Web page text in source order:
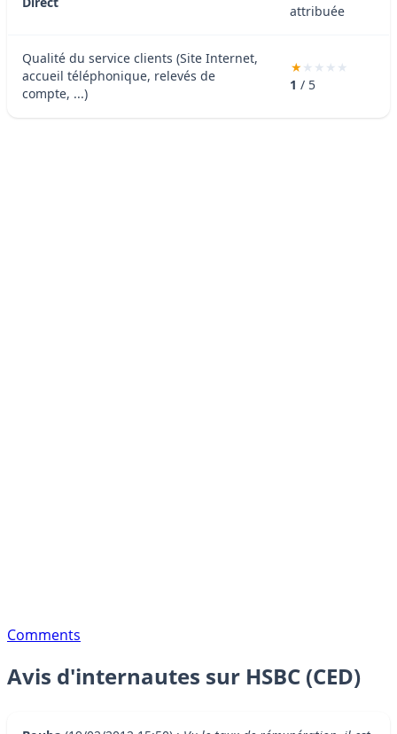
attribuée
Qualité du service clients (Site Internet,
accueil téléphonique, relevés de
compte, ...)
1 / 5
Comments
Avis d'internautes sur HSBC (CED)